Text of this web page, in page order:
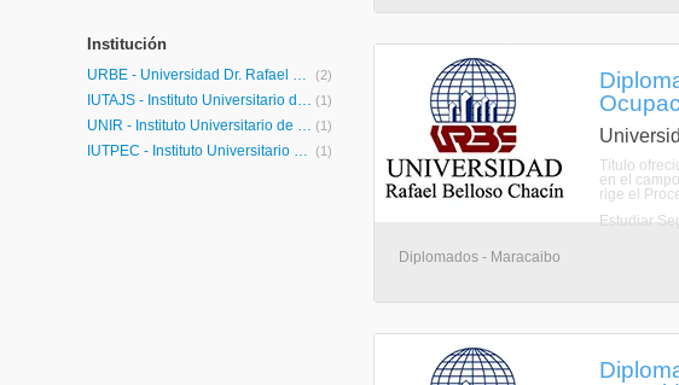
Institución
URBE - Universidad Dr. Rafael Belloso Chacín (2)
IUTAJS - Instituto Universitario de Tecnología Antonio José de Sucre (1)
UNIR - Instituto Universitario de Tecnología READIC (1)
IUTPEC - Instituto Universitario de Tecnología Pedro Emilio Coll (1)
Título
en el
rige el
Estudiar
Diplomados - Maracaibo